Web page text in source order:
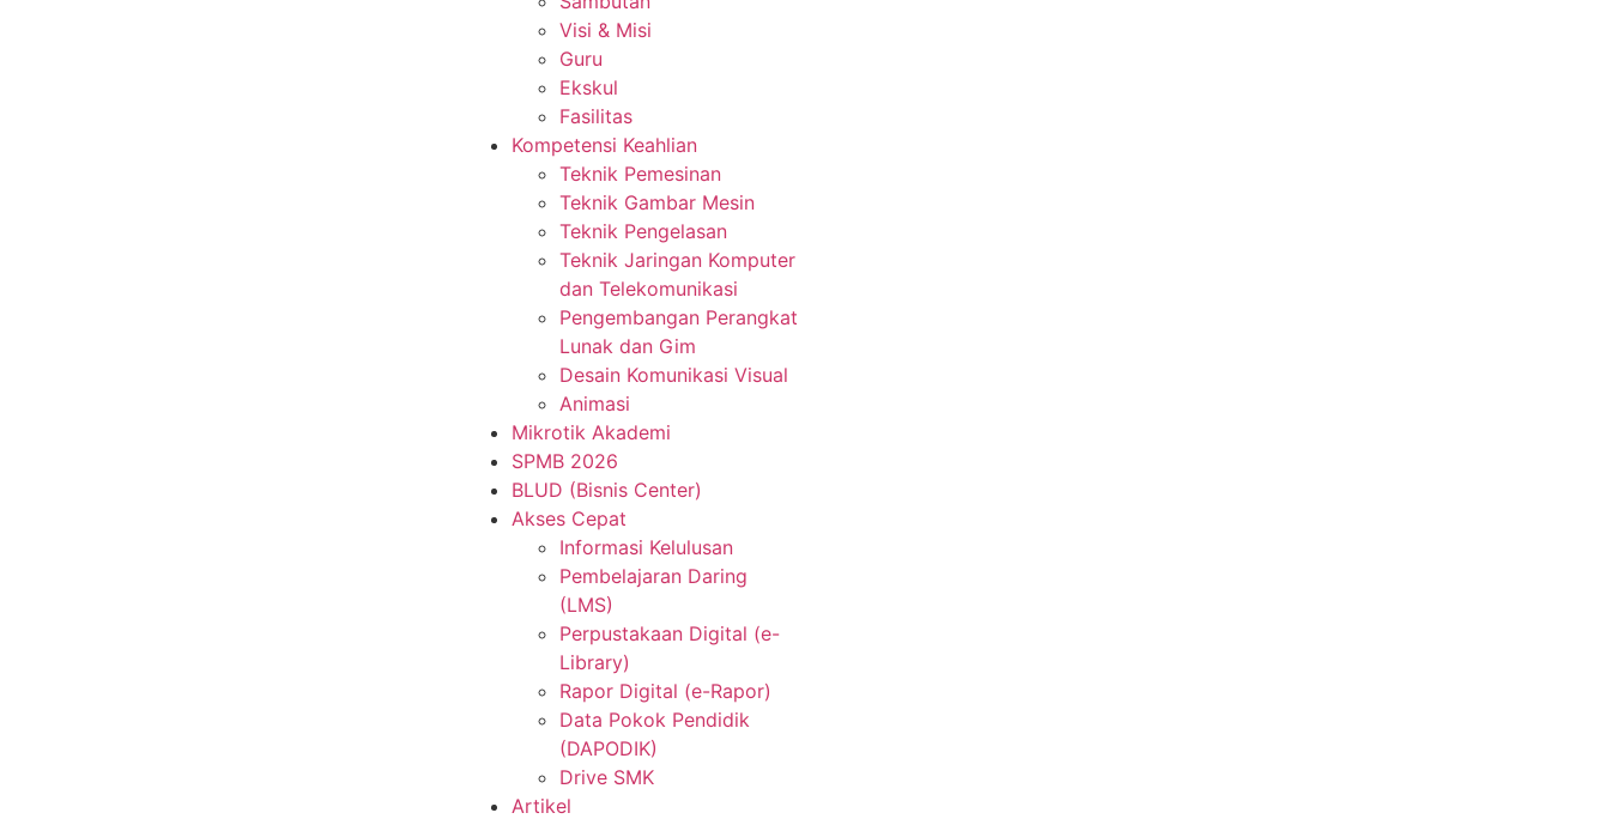
Visi & Misi
Guru
Ekskul
Fasilitas
Kompetensi Keahlian
Teknik Pemesinan
Teknik Gambar Mesin
Teknik Pengelasan
Teknik Jaringan Komputer
dan Telekomunikasi
Pengembangan Perangkat
Lunak dan Gim
Desain Komunikasi Visual
Animasi
Mikrotik Akademi
SPMB 2026
BLUD (Bisnis Center)
Akses Cepat
Informasi Kelulusan
Pembelajaran Daring
(LMS)
Perpustakaan Digital (e-
Library)
Rapor Digital (e-Rapor)
Data Pokok Pendidik
(DAPODIK)
Drive SMK
Artikel